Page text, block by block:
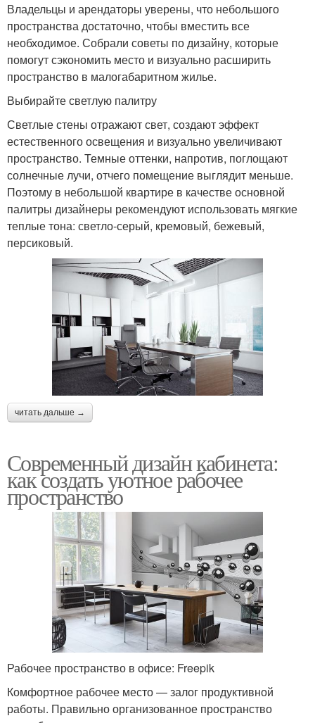
Владельцы и арендаторы уверены, что небольшого
пространства достаточно, чтобы вместить все
необходимое. Собрали советы по дизайну, которые
помогут сэкономить место и визуально расширить
пространство в малогабаритном жилье.
Выбирайте светлую палитру
Светлые стены отражают свет, создают эффект
естественного освещения и визуально увеличивают
пространство. Темные оттенки, напротив, поглощают
солнечные лучи, отчего помещение выглядит меньше.
Поэтому в небольшой квартире в качестве основной
палитры дизайнеры рекомендуют использовать мягкие
теплые тона: светло-серый, кремовый, бежевый,
персиковый.
читать дальше →
Современный дизайн кабинета:
как создать уютное рабочее
пространство
Рабочее пространство в офисе: Freepik
Комфортное рабочее место — залог продуктивной
работы. Правильно организованное пространство